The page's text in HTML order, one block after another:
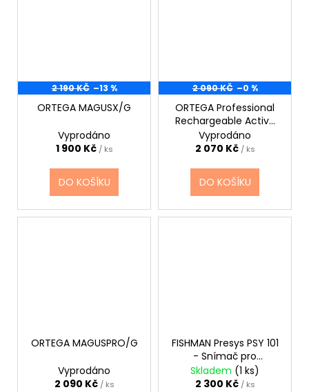
2 190 KČ –13 %
ORTEGA MAGUSX/G
Vyprodáno
1 900 Kč / ks
DO KOŠÍKU
2 090 KČ –0 %
ORTEGA Professional
Rechargeable Active
Guitar Preamp System
Vyprodáno
2 070 Kč / ks
DO KOŠÍKU
ORTEGA MAGUSPRO/G
Vyprodáno
2 090 Kč / ks
FISHMAN Presys PSY 101
- Snímač pro
akustickou kytaru
Skladem (1 ks)
2 300 Kč / ks